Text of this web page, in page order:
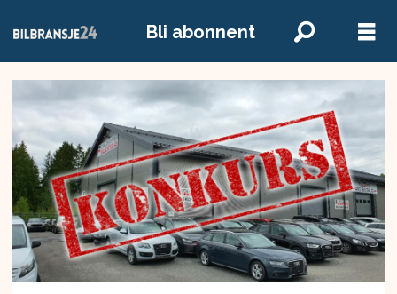
Bli abonnent
Emne:
konkurs